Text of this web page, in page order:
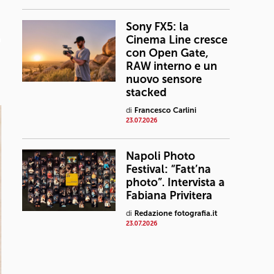
Sony FX5: la
Cinema Line cresce
con Open Gate,
RAW interno e un
nuovo sensore
stacked
di Francesco Carlini
23.07.2026
Napoli Photo
Festival: “Fatt’na
photo”. Intervista a
Fabiana Privitera
di Redazione fotografia.it
23.07.2026